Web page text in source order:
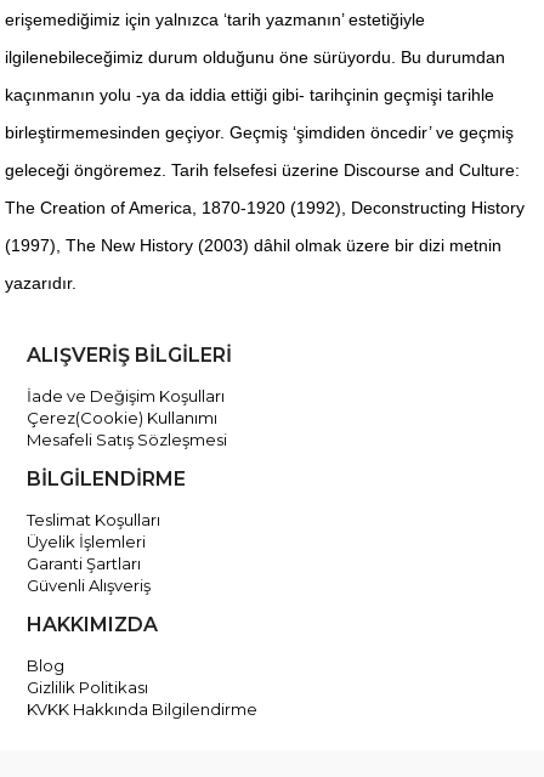
erişemediğimiz için yalnızca ‘tarih yazmanın’ estetiğiyle
ilgilenebileceğimiz durum olduğunu öne sürüyordu. Bu durumdan
kaçınmanın yolu -ya da iddia ettiği gibi- tarihçinin geçmişi tarihle
birleştirmemesinden geçiyor. Geçmiş ‘şimdiden öncedir’ ve geçmiş
geleceği öngöremez. Tarih felsefesi üzerine Discourse and Culture:
The Creation of America, 1870-1920 (1992), Deconstructing History
(1997), The New History (2003) dâhil olmak üzere bir dizi metnin
yazarıdır.
ALIŞVERİŞ BİLGİLERİ
İade ve Değişim Koşulları
Çerez(Cookie) Kullanımı
Mesafeli Satış Sözleşmesi
BİLGİLENDİRME
Teslimat Koşulları
Üyelik İşlemleri
Garanti Şartları
Güvenli Alışveriş
HAKKIMIZDA
Blog
Gizlilik Politikası
KVKK Hakkında Bilgilendirme